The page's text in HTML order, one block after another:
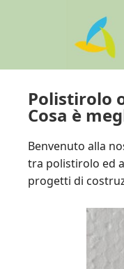
Polistirolo
Cosa è
Benvenuto alla
tra polistirolo ed
progetti di